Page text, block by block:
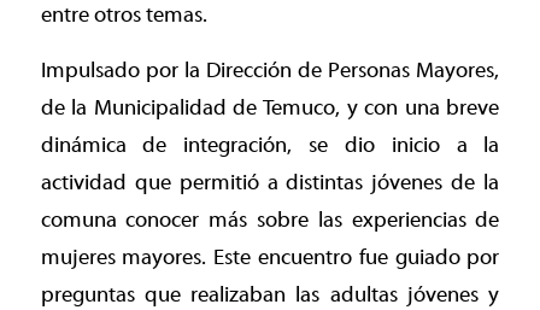
entre otros temas.
Impulsado por la Dirección de Personas Mayores,
de la Municipalidad de Temuco, y con una breve
dinámica de integración, se dio inicio a la
actividad que permitió a distintas jóvenes de la
comuna conocer más sobre las experiencias de
mujeres mayores. Este encuentro fue guiado por
preguntas que realizaban las adultas jóvenes y